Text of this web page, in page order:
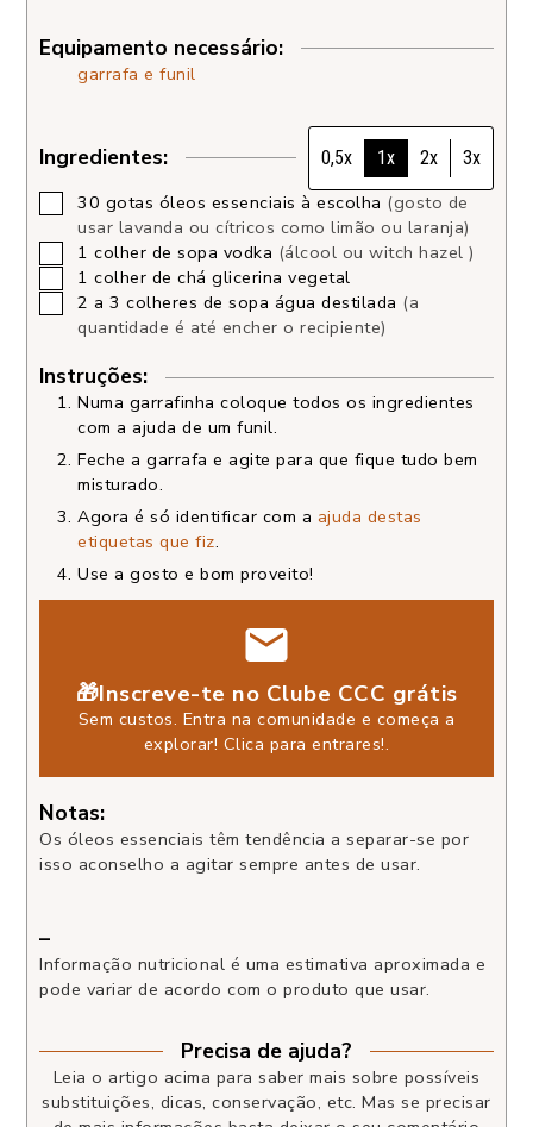
Equipamento necessário:
garrafa e funil
Ingredientes: 0,5x 1x 2x 3x
30 gotas óleos essenciais à escolha (gosto de
usar lavanda ou cítricos como limão ou laranja)
1 colher de sopa vodka (álcool ou witch hazel )
1 colher de chá glicerina vegetal
2 a 3 colheres de sopa água destilada (a
quantidade é até encher o recipiente)
Instruções:
Numa garrafinha coloque todos os ingredientes
com a ajuda de um funil.
Feche a garrafa e agite para que fique tudo bem
misturado.
Agora é só identificar com a ajuda destas
etiquetas que fiz.
Use a gosto e bom proveito!
🎁Inscreve-te no Clube CCC grátis
Sem custos. Entra na comunidade e começa a
explorar! Clica para entrares!.
Notas:
Os óleos essenciais têm tendência a separar-se por
isso aconselho a agitar sempre antes de usar.
–
Informação nutricional é uma estimativa aproximada e
pode variar de acordo com o produto que usar.
Precisa de ajuda?
Leia o artigo acima para saber mais sobre possíveis
substituições, dicas, conservação, etc. Mas se precisar